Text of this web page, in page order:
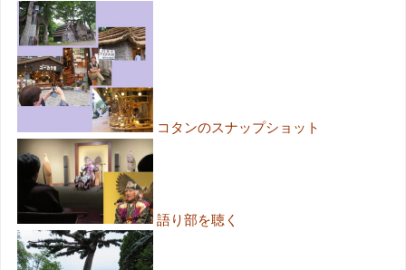
コタンのスナップショット
語り部を聴く